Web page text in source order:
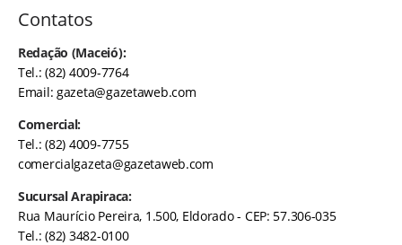
Contatos
Redação (Maceió):
Tel.: (82) 4009-7764
Email:gazeta@gazetaweb.com
Comercial:
Tel.: (82) 4009-7755
comercialgazeta@gazetaweb.com
Sucursal Arapiraca:
Rua Maurício Pereira, 1.500, Eldorado - CEP: 57.306-035
Tel.: (82) 3482-0100